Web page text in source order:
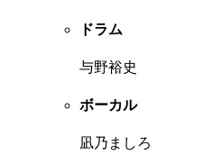
ドラム
与野裕史
ボーカル
凪乃ましろ